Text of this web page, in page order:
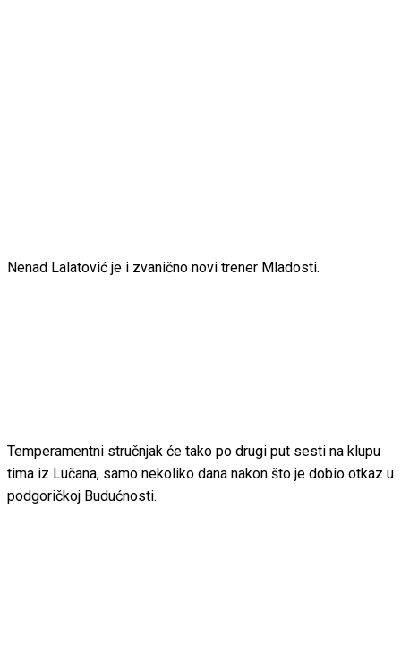
Nenad Lalatović je i zvanično novi trener Mladosti.
Temperamentni stručnjak će tako po drugi put sesti na klupu
tima iz Lučana, samo nekoliko dana nakon što je dobio otkaz u
podgoričkoj Budućnosti.